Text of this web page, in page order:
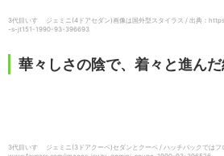
3代目いすゞ ジェミニ(4ドアセダン)画像は国外型スタイラス / 出典：
-s-jt151-1990-93-396693
華々しさの陰で、着々と進ん
3代目いすゞ ジェミニ(3ドアクーペ)セダンとクーペ / ハッチバックでは